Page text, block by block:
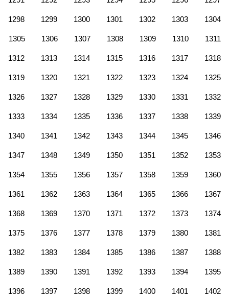
1298 1299 1300 1301 1302 1303 1304
1305 1306 1307 1308 1309 1310 1311
1312 1313 1314 1315 1316 1317 1318
1319 1320 1321 1322 1323 1324 1325
1326 1327 1328 1329 1330 1331 1332
1333 1334 1335 1336 1337 1338 1339
1340 1341 1342 1343 1344 1345 1346
1347 1348 1349 1350 1351 1352 1353
1354 1355 1356 1357 1358 1359 1360
1361 1362 1363 1364 1365 1366 1367
1368 1369 1370 1371 1372 1373 1374
1375 1376 1377 1378 1379 1380 1381
1382 1383 1384 1385 1386 1387 1388
1389 1390 1391 1392 1393 1394 1395
1396 1397 1398 1399 1400 1401 1402